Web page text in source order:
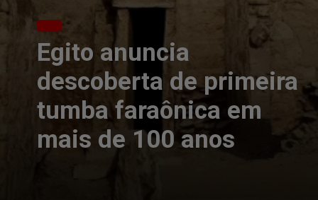
Egito anuncia
descoberta de primeira
tumba faraônica em
mais de 100 anos